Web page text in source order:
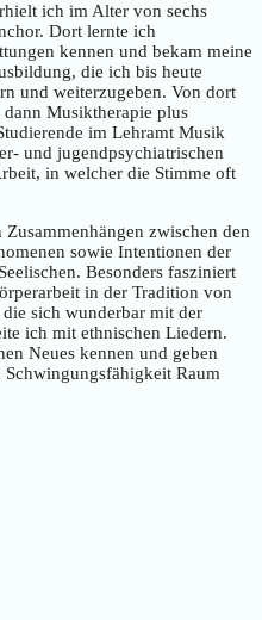
ich im Alter von sechs
Dort lernte ich
kennen und bekam meine
die ich bis heute
und weiterzugeben. Von dort
Musiktherapie plus
im Lehramt Musik
und jugendpsychiatrischen
in welcher die Stimme oft
zwischen den
sowie Intentionen der
Besonders fasziniert
in der Tradition von
sich wunderbar mit der
ich mit ethnischen Liedern.
Neues kennen und geben
Schwingungsfähigkeit Raum